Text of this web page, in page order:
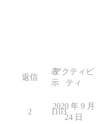
返信
表
示
アクティビ
ティ
2 1103
2020 年 9 月
24 日